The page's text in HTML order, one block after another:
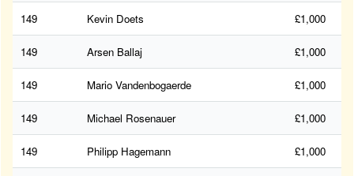
149 Kevin Doets £1,000
149 Arsen Ballaj £1,000
149 Mario Vandenbogaerde £1,000
149 Michael Rosenauer £1,000
149 Philipp Hagemann £1,000